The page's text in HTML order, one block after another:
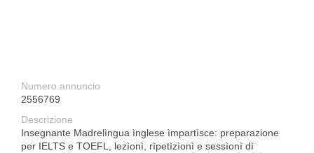
Numero annuncio
2556769
Descrizione
Insegnante Madrelìngua ìnglese ìmpartìsce: preparazione
per IELTS e TOEFL, lezìonì, rìpetìzìonì e sessìonì dì